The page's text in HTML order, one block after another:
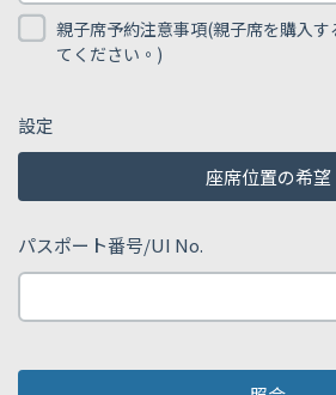
子
親子席予約注意事項(親子席を購入
てください。)
設定
座席位置の希望
パスポート番号/UI No.